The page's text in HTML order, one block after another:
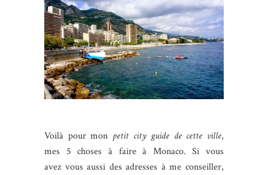
Voilà pour mon petit city guide de cette ville,
mes 5 choses à faire à Monaco. Si vous
avez vous aussi des adresses à me conseiller,